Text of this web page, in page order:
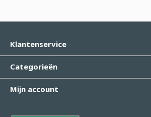
Klantenservice
Categorieën
Mijn account